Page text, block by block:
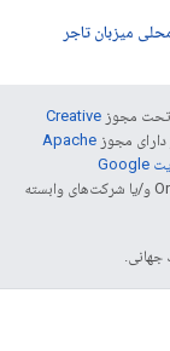
میزبان تاجر
تحت مجوز Creative
مجوز Apache
خطمشی‌های سایت Google
مراجعه کنید. جاوا علامت تجاری ثبت‌شده Oracle و/یا شرکت‌های وابسته